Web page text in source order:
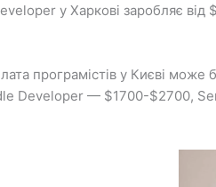
у Харкові заробляє
програмістів у Києві
Developer — $1700-$2700,